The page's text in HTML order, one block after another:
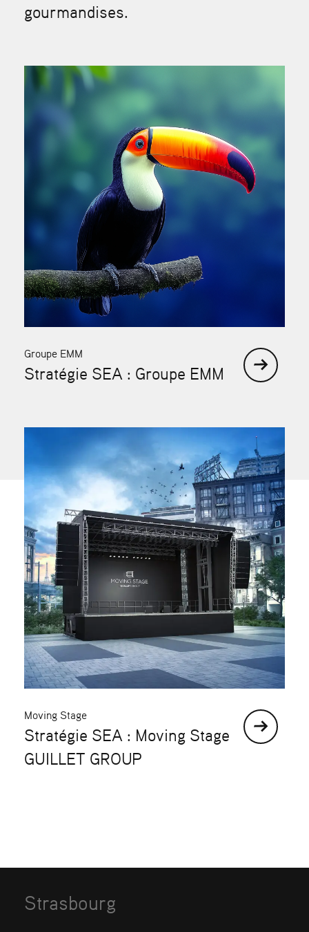
gourmandises.
Groupe EMM
Stratégie SEA : Groupe EMM
Moving Stage
Stratégie SEA : Moving Stage
GUILLET GROUP
Strasbourg